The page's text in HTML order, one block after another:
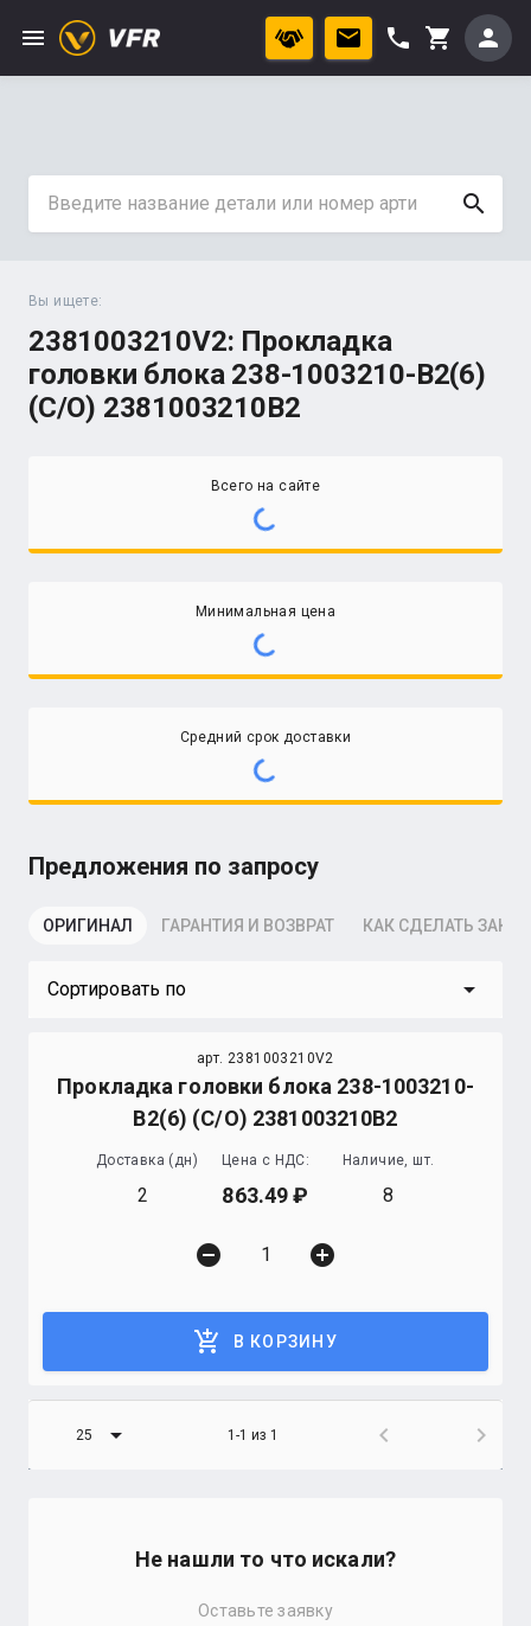
menu phone shopping_cart person
search
Вы ищете:
2381003210V2: Прокладка
головки блока 238-1003210-В2(6)
(С/О) 2381003210В2
Всего на сайте
Минимальная цена
Средний срок доставки
Предложения по запросу
ОРИГИНАЛ ГАРАНТИЯ И ВОЗВРАТ КАК СДЕЛАТЬ
Сортировать по arrow_drop_down
арт. 2381003210V2
Прокладка головки блока 238-1003210-
В2(6) (С/О) 2381003210В2
Доставка (дн)
2
Цена с НДС:
863.49
Наличие, шт.
8
remove_circle add_circle
add_shopping_cart В КОРЗИНУ
25 arrow_drop_down 1-1 из 1 chevron_left chevron_right
Не нашли то что искали?
Оставьте заявку